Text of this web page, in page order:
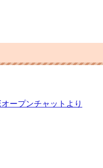
ープンチャットより